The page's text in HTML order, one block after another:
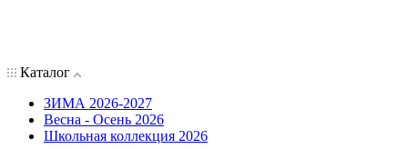
Каталог
ЗИМА 2026-2027
Весна - Осень 2026
Школьная коллекция 2026